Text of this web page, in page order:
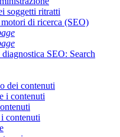
soggetti ritratti
di ricerca (SEO)
SEO: Search
dei contenuti
i contenuti
contenuti